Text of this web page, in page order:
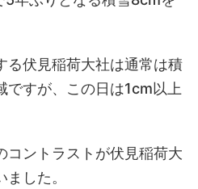
る伏見稲荷大社は通常は積
ですが、この日は1cm以上
コントラストが伏見稲荷大
した。